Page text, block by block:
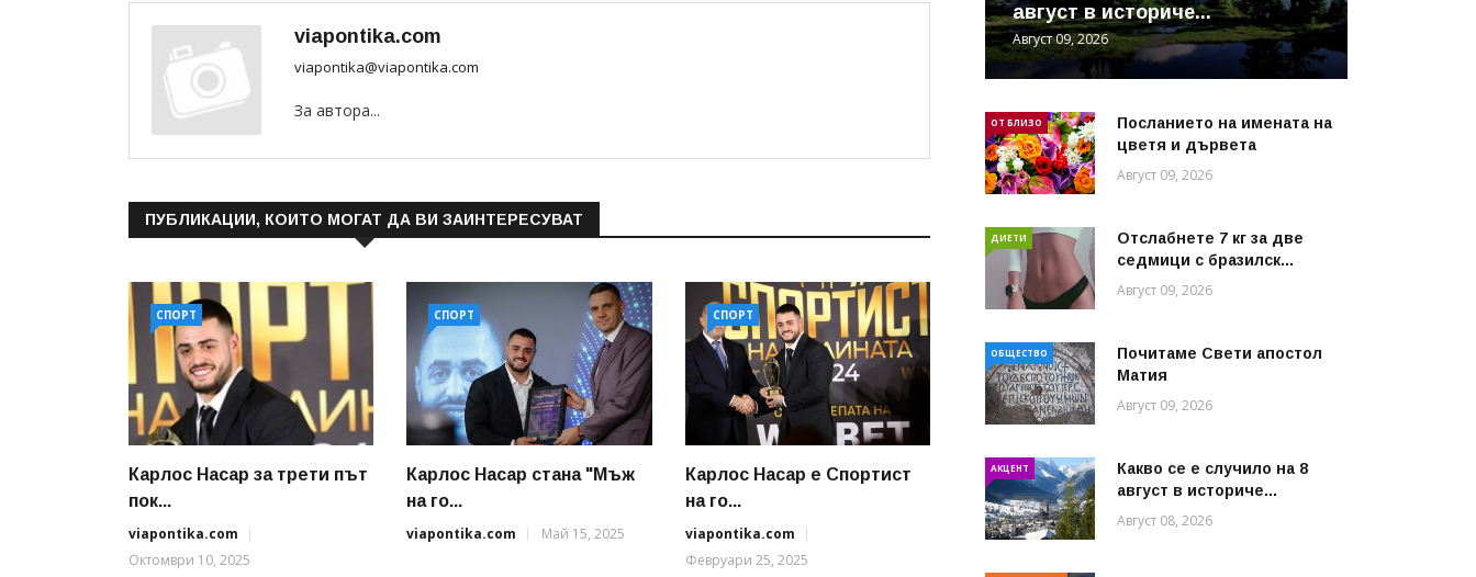
viapontika.com
viapontika@viapontika.com
За автора...
ПУБЛИКАЦИИ, КОИТО МОГАТ ДА ВИ ЗАИНТЕРЕСУВАТ
СПОРТ
Карлос Насар за трети път
пок...
viapontika.com
Октомври 10, 2025
СПОРТ
Карлос Насар стана "Мъж
на го...
viapontika.com
Май 15, 2025
СПОРТ
Карлос Насар е Спортист
на го...
viapontika.com
Февруари 25, 2025
август в историче...
Август 09, 2026
ОТ БЛИЗО
Посланието на имената на
цветя и дървета
Август 09, 2026
ДИЕТИ
Отслабнете 7 кг за две
седмици с бразилск...
Август 09, 2026
ОБЩЕСТВО
Почитаме Свети апостол
Матия
Август 09, 2026
АКЦЕНТ
Какво се е случило на 8
август в историче...
Август 08, 2026